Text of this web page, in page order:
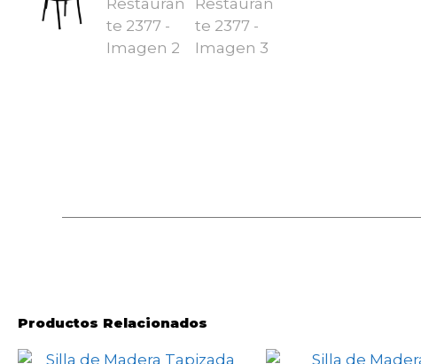
Productos Relacionados